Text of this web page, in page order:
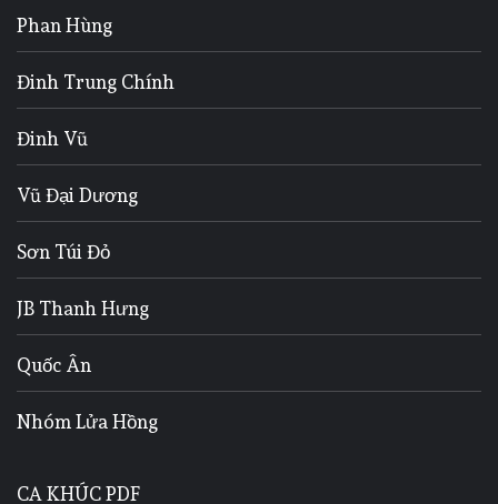
Phan Hùng
Đinh Trung Chính
Đinh Vũ
Vũ Đại Dương
Sơn Túi Đỏ
JB Thanh Hưng
Quốc Ân
Nhóm Lửa Hồng
CA KHÚC PDF